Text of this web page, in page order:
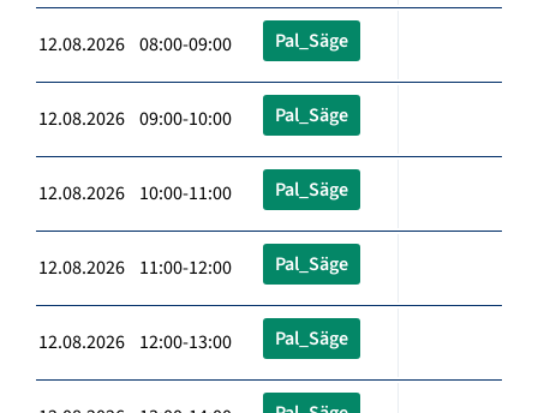
12.08.2026 08:00-09:00 Pal_Säge
12.08.2026 09:00-10:00 Pal_Säge
12.08.2026 10:00-11:00 Pal_Säge
12.08.2026 11:00-12:00 Pal_Säge
12.08.2026 12:00-13:00 Pal_Säge